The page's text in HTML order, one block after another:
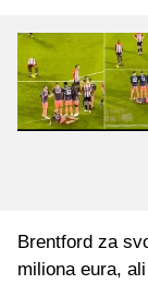
Brentford za
miliona eura,